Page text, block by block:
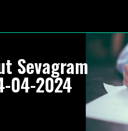
Sevagram
04-2024